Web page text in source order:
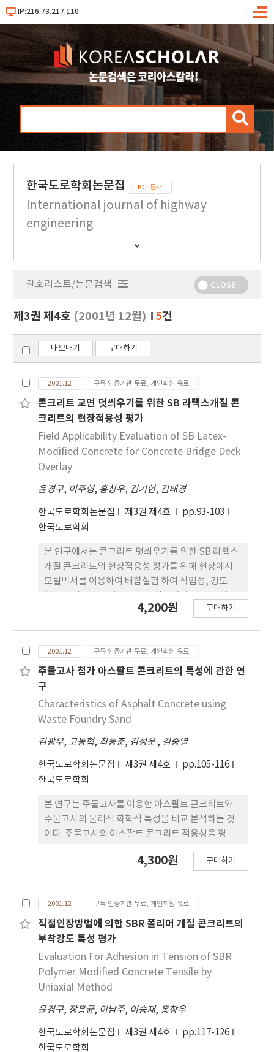
IP:216.73.217.110
메
검
한국도로학회논문집 KCI 등재
International journal of highway
engineering
간
행
보
기
권호리스트/논문검색 CLOSE
제3권 제4호 (2001년 12월) 5건
내보내기 구매하기
2001.12 구독 인증기관 무료, 개인회원 유료
콘크리트 교면 덧씌우기를 위한 SB 라텍스개질 콘
크리트의 현장적용성 평가
Field Applicability Evaluation of SB Latex-
Modified Concrete for Concrete Bridge Deck
Overlay
윤경구, 이주형, 홍창우, 김기헌, 김태경
한국도로학회논문집 제3권 제4호
pp.93-103
한국도로학회
본 연구에서는 콘크리트 덧씌우기를 위한 SB 라텍스
개질 콘크리트의 현장적용성 평가를 위해 현장에서
모빌믹서를 이용하여 배합실험 하여 작업성, 강도발
요 실험변수는 라텍스 혼입률(0, 5, 10, 15, 20%),
강도 및 휨인장강도 발현특성, 염화이온 촉진 실험 등
을 수행하였다. 실험결과, 모빌믹서차량을 이용해서
SB라텍스개질 콘크리트를 현장에서 배합하였을 때
충분한 작업성 및 양질의 콘크리트를 생산 할 수 있었
으며 목표 압축강도와 휨강도를 얻을 수 있었다. 모빌
믹서 차량을 이용한 배합은 실내실험에서 제시된 최
적배합의 동일한 작업조건을 얻기 위한 물-시멘트비
가 다소 낮아지는 것으로 나타났다. 초기 배출 슬럼프
19±3cm을 얻기 위한 실내실험 배합은 물-시멘트비
37%였으나, 모빌믹서차량을 이용한 경우는 33%의
물-시멘트비를 나타내었다. 또한, 현장 적용에 있어서
도 모빌믹서를 이용한 정확한 계량 및 라텍스의 혼입
으로 양질의 콘크리트 생산 및 성능개선을 기대할 수
있음을 확인하였다.
4,200원 구매하기
2001.12 구독 인증기관 무료, 개인회원 유료
주물고사 첨가 아스팔트 콘크리트의 특성에 관한 연
구
Characteristics of Asphalt Concrete using
Waste Foundry Sand
김광우, 고동혁, 최동춘, 김성운, 김중열
한국도로학회논문집 제3권 제4호
pp.105-116
한국도로학회
본 연구는 주물고사를 이용한 아스팔트 콘크리트와
주물고사의 물리적 화학적 특성을 비교 분석하는 것
이다. 주물고사의 아스팔트 콘크리트 적용성을 평가
고사의 물리 화학적 특성을 알아보았다. 주물고사 아
지제)를 사용하였다. 그리고 주물고사 아스팔트 콘크
리트 혼합물의 인장특성과 내구성 향상을 위하여
LDPE를 사용하였다. 또한 주물고사 아스팔트 콘크리
트의 공용성을 알아보기 위하여 간접인장강도, 수분
취약성시험, 동결 융해시험, 반복주행시험을 수행하
였다. 시험결과 주물고사 아스팔트 콘크리트의 역학
상되는 것으로 나타났다. 따라서 주물고사를 아스팔
트 콘크리트에 재활용할 수 있다는 결론을 얻었다.
4,300원 구매하기
2001.12 구독 인증기관 무료, 개인회원 유료
직접인장방법에 의한 SBR 폴리머 개질 콘크리트의
부착강도 특성 평가
Evaluation For Adhesion in Tension of SBR
Polymer Modified Concrete Tensile by
Uniaxial Method
윤경구, 장흥균, 이남주, 이승재, 홍창우
한국도로학회논문집 제3권 제4호
pp.117-126
한국도로학회